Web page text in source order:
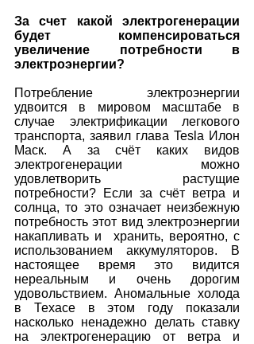
За счет какой электрогенерации
будет компенсироваться
увеличение потребности в
электроэнергии?
Потребление электроэнергии
удвоится в мировом масштабе в
случае электрификации легкового
транспорта, заявил глава Tesla Илон
Маск. А за счёт каких видов
электрогенерации можно
удовлетворить растущие
потребности? Если за счёт ветра и
солнца, то это означает неизбежную
потребность этот вид электроэнергии
накапливать и  хранить, вероятно, с
использованием аккумуляторов. В
настоящее время это видится
нереальным и очень дорогим
удовольствием. Аномальные холода
в Техасе в этом году показали
насколько ненадежно делать ставку
на электрогенерацию от ветра и